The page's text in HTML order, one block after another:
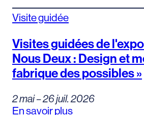
Visite guidée
Visites guidées de
Nous Deux : Design et
fabrique des possibles »
2 mai – 26 juil. 2026
En savoir plus